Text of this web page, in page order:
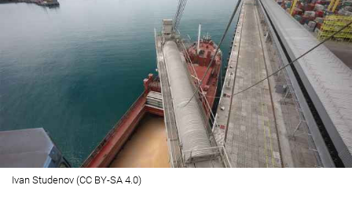
Ivan Studenov (CC BY-SA 4.0)